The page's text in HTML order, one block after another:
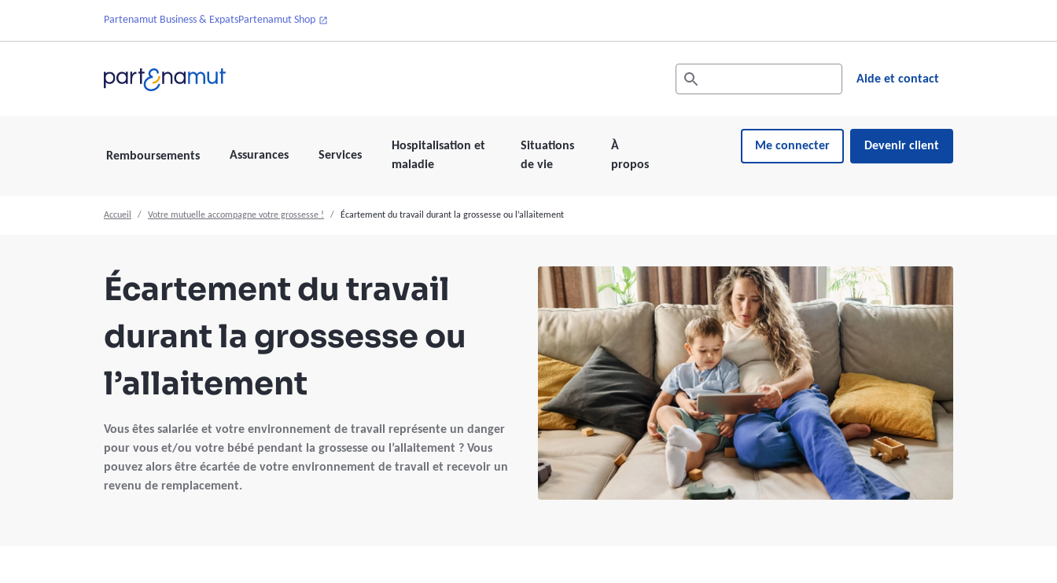
Partenamut Business & ExpatsPartenamut Shop
Rechercher dans le site web
Les résultats suggérés s'affichent dynamiquement sous le champ de
Aide et contact
Remboursements Assurances Services
Hospitalisation et
maladie
Situations
de vie
À
propos
Me connecter Devenir client
Accueil Votre mutuelle accompagne votre grossesse ! Écartement du travail durant la grossesse ou l’allaitement
Écartement du travail
durant la grossesse ou
l’allaitement
Vous êtes salariée et votre environnement de travail représente un danger
pour vous et/ou votre bébé pendant la grossesse ou l’allaitement ? Vous
pouvez alors être écartée de votre environnement de travail et recevoir un
revenu de remplacement.